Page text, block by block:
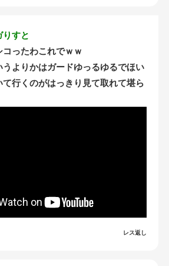
りすと
ったわこれでｗｗ
うよりかはガードゆっるゆるでほい
て行くのがはっきり見て取れて堪ら
レス返し